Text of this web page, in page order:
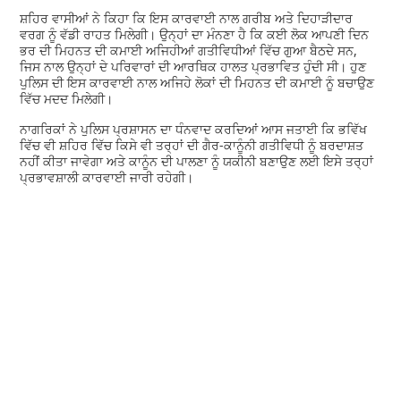
ਸ਼ਹਿਰ ਵਾਸੀਆਂ ਨੇ ਕਿਹਾ ਕਿ ਇਸ ਕਾਰਵਾਈ ਨਾਲ ਗਰੀਬ ਅਤੇ ਦਿਹਾੜੀਦਾਰ
ਵਰਗ ਨੂੰ ਵੱਡੀ ਰਾਹਤ ਮਿਲੇਗੀ। ਉਨ੍ਹਾਂ ਦਾ ਮੰਨਣਾ ਹੈ ਕਿ ਕਈ ਲੋਕ ਆਪਣੀ ਦਿਨ
ਭਰ ਦੀ ਮਿਹਨਤ ਦੀ ਕਮਾਈ ਅਜਿਹੀਆਂ ਗਤੀਵਿਧੀਆਂ ਵਿੱਚ ਗੁਆ ਬੈਠਦੇ ਸਨ,
ਜਿਸ ਨਾਲ ਉਨ੍ਹਾਂ ਦੇ ਪਰਿਵਾਰਾਂ ਦੀ ਆਰਥਿਕ ਹਾਲਤ ਪ੍ਰਭਾਵਿਤ ਹੁੰਦੀ ਸੀ। ਹੁਣ
ਪੁਲਿਸ ਦੀ ਇਸ ਕਾਰਵਾਈ ਨਾਲ ਅਜਿਹੇ ਲੋਕਾਂ ਦੀ ਮਿਹਨਤ ਦੀ ਕਮਾਈ ਨੂੰ ਬਚਾਉਣ
ਵਿੱਚ ਮਦਦ ਮਿਲੇਗੀ।
ਨਾਗਰਿਕਾਂ ਨੇ ਪੁਲਿਸ ਪ੍ਰਸ਼ਾਸਨ ਦਾ ਧੰਨਵਾਦ ਕਰਦਿਆਂ ਆਸ ਜਤਾਈ ਕਿ ਭਵਿੱਖ
ਵਿੱਚ ਵੀ ਸ਼ਹਿਰ ਵਿੱਚ ਕਿਸੇ ਵੀ ਤਰ੍ਹਾਂ ਦੀ ਗੈਰ-ਕਾਨੂੰਨੀ ਗਤੀਵਿਧੀ ਨੂੰ ਬਰਦਾਸ਼ਤ
ਨਹੀਂ ਕੀਤਾ ਜਾਵੇਗਾ ਅਤੇ ਕਾਨੂੰਨ ਦੀ ਪਾਲਣਾ ਨੂੰ ਯਕੀਨੀ ਬਣਾਉਣ ਲਈ ਇਸੇ ਤਰ੍ਹਾਂ
ਪ੍ਰਭਾਵਸ਼ਾਲੀ ਕਾਰਵਾਈ ਜਾਰੀ ਰਹੇਗੀ।